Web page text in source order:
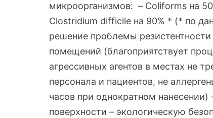
микроорганизмов: – Coliforms на
Clostridium difficile на 90% * (* по
решение проблемы
помещений (благоприятствует
агрессивных агентов в местах не
персонала и пациентов, не
часов при однократном
поверхности – экологическую